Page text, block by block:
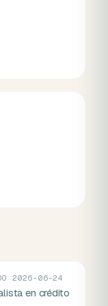
2026-06-24
en crédito